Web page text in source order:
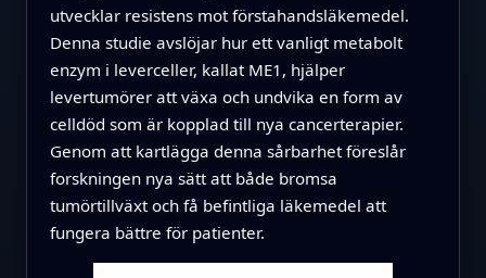
utvecklar resistens mot förstahandsläkemedel.
Denna studie avslöjar hur ett vanligt metabolt
enzym i leverceller, kallat ME1, hjälper
levertumörer att växa och undvika en form av
celldöd som är kopplad till nya cancerterapier.
Genom att kartlägga denna sårbarhet föreslår
forskningen nya sätt att både bromsa
tumörtillväxt och få befintliga läkemedel att
fungera bättre för patienter.